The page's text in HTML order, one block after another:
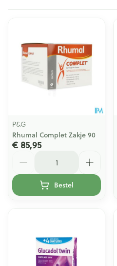
P&G
Rhumal Complet Zakje 90
€ 85,95
Bestel